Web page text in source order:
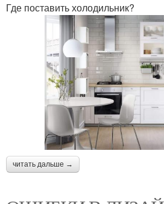
Где поставить холодильник?
читать дальше →